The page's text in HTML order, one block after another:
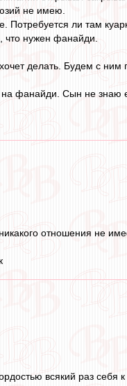
не имею.
ли там
что нужен фанайди.
делать. Будем с
на фанайди. Сын не знаю
отношения не
всякий раз себя